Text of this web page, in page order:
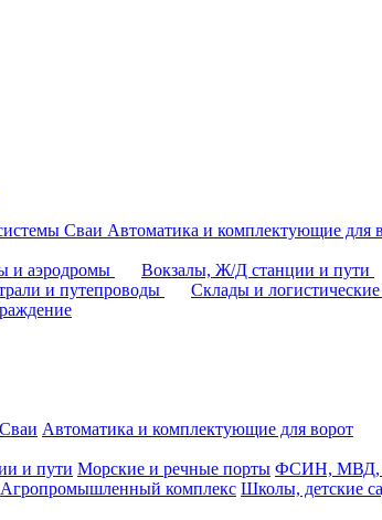
Cваи Автоматика и комплектующие для
и аэродромы Вокзалы, Ж/Д станции и пути
и путепроводы
Склады и
Cваи Автоматика и комплектующие для ворот
и пути Морские и речные порты ФСИН, МВД,
Агропромышленный комплекс Школы, детские